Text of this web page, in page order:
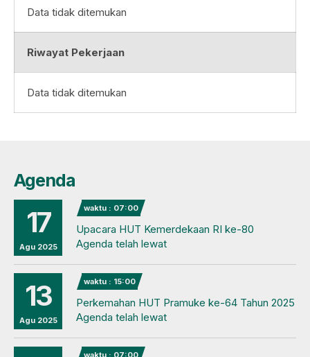
Data tidak ditemukan
Riwayat Pekerjaan
Data tidak ditemukan
Agenda
17
Agu 2025
waktu : 07:00
Upacara HUT Kemerdekaan RI ke-80
Agenda telah lewat
13
Agu 2025
waktu : 15:00
Perkemahan HUT Pramuke ke-64 Tahun 2025
Agenda telah lewat